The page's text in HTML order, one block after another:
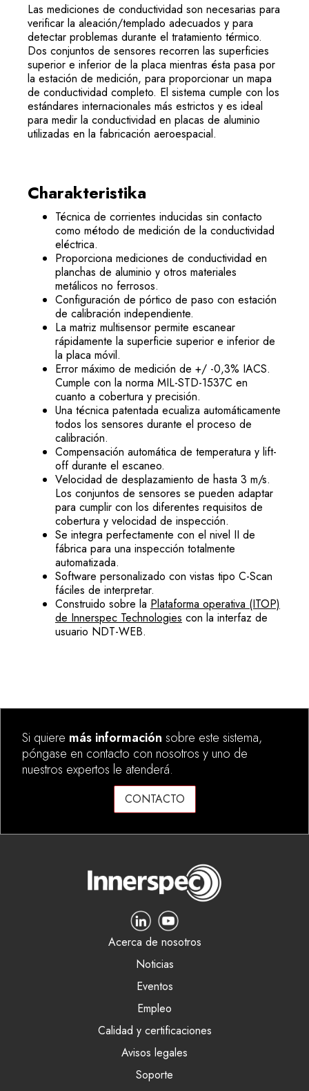
Las mediciones de conductividad son necesarias para
verificar la aleación/templado adecuados y para
detectar problemas durante el tratamiento térmico.
Dos conjuntos de sensores recorren las superficies
superior e inferior de la placa mientras ésta pasa por
la estación de medición, para proporcionar un mapa
de conductividad completo. El sistema cumple con los
estándares internacionales más estrictos y es ideal
para medir la conductividad en placas de aluminio
utilizadas en la fabricación aeroespacial.
Charakteristika
Técnica de corrientes inducidas sin contacto
como método de medición de la conductividad
eléctrica.
Proporciona mediciones de conductividad en
planchas de aluminio y otros materiales
metálicos no ferrosos.
Configuración de pórtico de paso con estación
de calibración independiente.
La matriz multisensor permite escanear
rápidamente la superficie superior e inferior de
la placa móvil.
Error máximo de medición de +/ -0,3% IACS.
Cumple con la norma MIL-STD-1537C en
cuanto a cobertura y precisión.
Una técnica patentada ecualiza automáticamente
todos los sensores durante el proceso de
calibración.
Compensación automática de temperatura y lift-
off durante el escaneo.
Velocidad de desplazamiento de hasta 3 m/s.
Los conjuntos de sensores se pueden adaptar
para cumplir con los diferentes requisitos de
cobertura y velocidad de inspección.
Se integra perfectamente con el nivel II de
fábrica para una inspección totalmente
automatizada.
Software personalizado con vistas tipo C-Scan
fáciles de interpretar.
Construido sobre la Plataforma operativa (ITOP)
de Innerspec Technologies con la interfaz de
usuario NDT-WEB.
Si quiere más información sobre este sistema,
póngase en contacto con nosotros y uno de
nuestros expertos le atenderá.
CONTACTO
Acerca de nosotros
Noticias
Eventos
Empleo
Calidad y certificaciones
Avisos legales
Soporte